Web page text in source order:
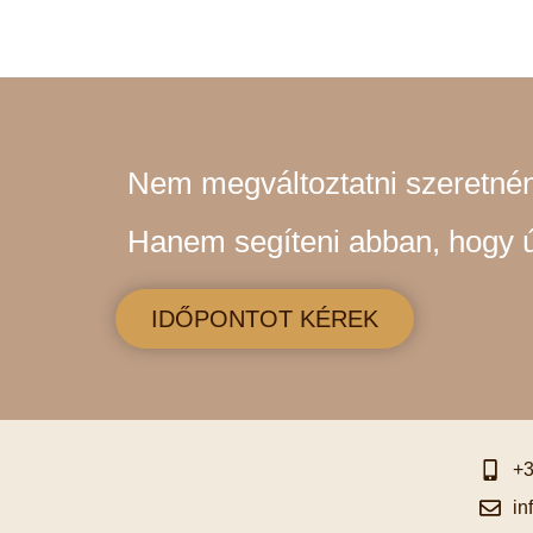
Nem megváltoztatni
Hanem segíteni abban, hogy
IDŐPONTOT KÉREK